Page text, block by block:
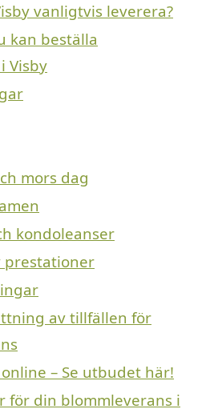
vanligtvis leverera?
kan beställa
Visby
mors dag
kondoleanser
prestationer
av tillfällen för
– Se utbudet här!
för din blommleverans i